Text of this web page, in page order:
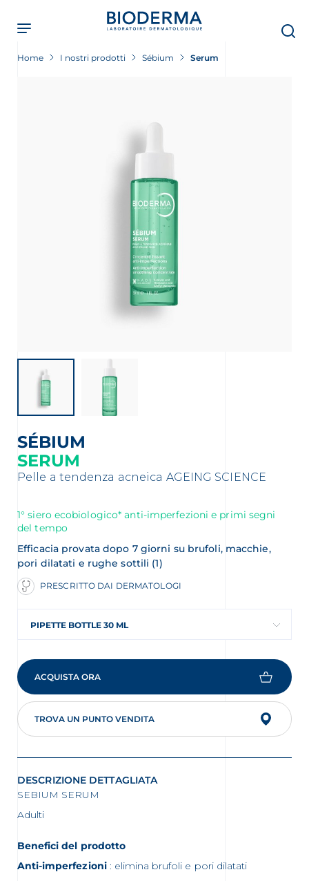
main
content
Home I nostri prodotti Sébium Serum
SÉBIUM
SERUM
Pelle a tendenza acneica AGEING SCIENCE
1° siero ecobiologico* anti-imperfezioni e primi segni
del tempo
Efficacia provata dopo 7 giorni su brufoli, macchie,
pori dilatati e rughe sottili (1)
PRESCRITTO DAI DERMATOLOGI
PIPETTE BOTTLE 30 ML
ACQUISTA ORA
TROVA UN PUNTO VENDITA
DESCRIZIONE DETTAGLIATA
SEBIUM SERUM
Adulti
Benefici del prodotto
Anti-imperfezioni: elimina brufoli e pori dilatati